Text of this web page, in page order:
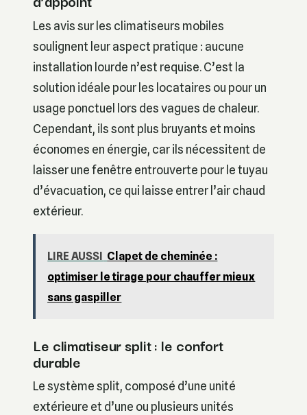
Les avis sur les climatiseurs mobiles
soulignent leur aspect pratique : aucune
installation lourde n’est requise. C’est la
solution idéale pour les locataires ou pour un
usage ponctuel lors des vagues de chaleur.
Cependant, ils sont plus bruyants et moins
économes en énergie, car ils nécessitent de
laisser une fenêtre entrouverte pour le tuyau
d’évacuation, ce qui laisse entrer l’air chaud
extérieur.
LIRE AUSSI Clapet de cheminée :
optimiser le tirage pour chauffer mieux
sans gaspiller
Le climatiseur split : le confort
durable
Le système split, composé d’une unité
extérieure et d’une ou plusieurs unités